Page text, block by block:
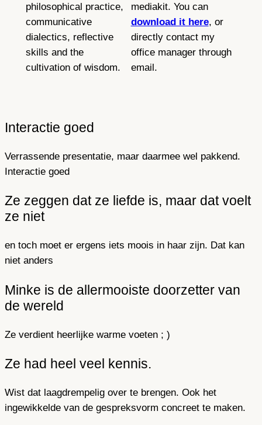
philosophical practice,
communicative
dialectics, reflective
skills and the
cultivation of wisdom.
mediakit. You can
download it here, or
directly contact my
office manager through
email.
Interactie goed
Verrassende presentatie, maar daarmee wel pakkend.
Interactie goed
Ze zeggen dat ze liefde is, maar dat voelt
ze niet
en toch moet er ergens iets moois in haar zijn. Dat kan
niet anders
Minke is de allermooiste doorzetter van
de wereld
Ze verdient heerlijke warme voeten ; )
Ze had heel veel kennis.
Wist dat laagdrempelig over te brengen. Ook het
ingewikkelde van de gespreksvorm concreet te maken.